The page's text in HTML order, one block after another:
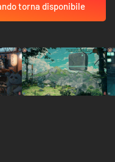
torna disponibile